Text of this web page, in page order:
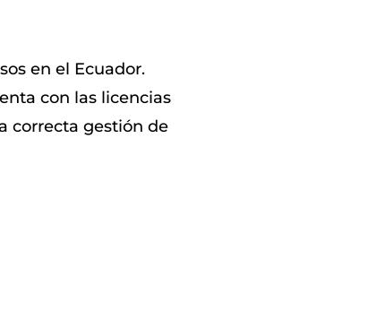
en el Ecuador.
con las licencias
correcta gestión de